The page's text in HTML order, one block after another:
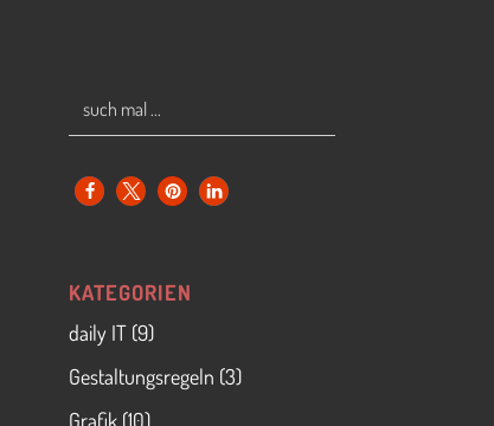
KATEGORIEN
daily IT (9)
Gestaltungsregeln (3)
Grafik (10)